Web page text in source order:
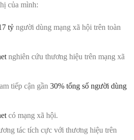
của mình:
tỷ người dùng mạng xã hội trên toàn
nghiên cứu thương hiệu trên mạng xã
tiếp cận gần 30% tổng số người dùng
có mạng xã hội.
tác tích cực với thương hiệu trên